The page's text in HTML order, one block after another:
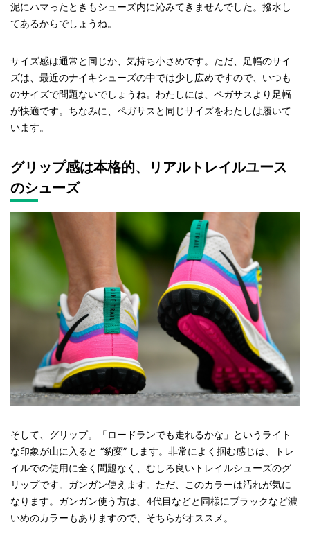
泥にハマったときもシューズ内に沁みてきませんでした。撥水し
てあるからでしょうね。
サイズ感は通常と同じか、気持ち小さめです。ただ、足幅のサイ
ズは、最近のナイキシューズの中では少し広めですので、いつも
のサイズで問題ないでしょうね。わたしには、ペガサスより足幅
が快適です。ちなみに、ペガサスと同じサイズをわたしは履いて
います。
グリップ感は本格的、リアルトレイルユース
のシューズ
そして、グリップ。「ロードランでも走れるかな」というライト
な印象が山に入ると “豹変” します。非常によく掴む感じは、トレ
イルでの使用に全く問題なく、むしろ良いトレイルシューズのグ
リップです。ガンガン使えます。ただ、このカラーは汚れが気に
なります。ガンガン使う方は、4代目などと同様にブラックなど濃
いめのカラーもありますので、そちらがオススメ。